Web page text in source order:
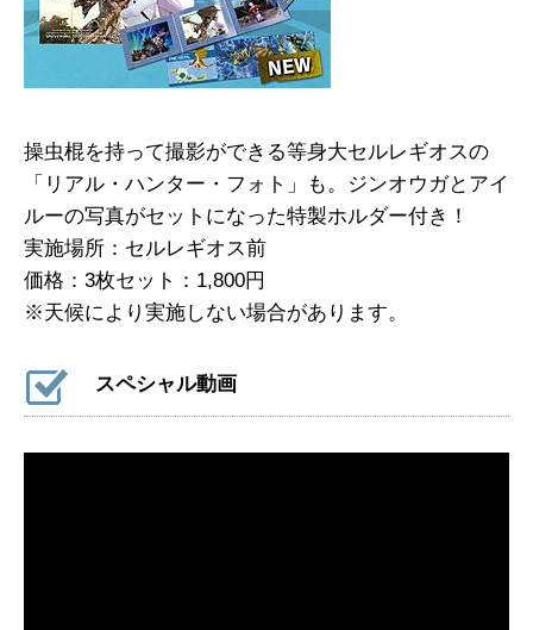
操虫棍を持って撮影ができる等身大セルレギオスの
「リアル・ハンター・フォト」も。ジンオウガとアイ
ルーの写真がセットになった特製ホルダー付き！
実施場所：セルレギオス前
価格：3枚セット：1,800円
※天候により実施しない場合があります。
スペシャル動画